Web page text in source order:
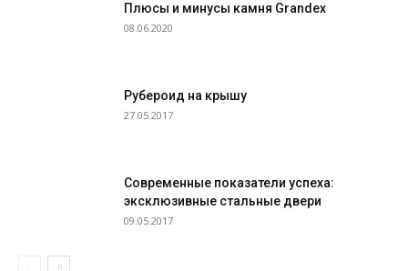
Плюсы и минусы камня Grandex
08.06.2020
Рубероид на крышу
27.05.2017
Современные показатели успеха:
эксклюзивные стальные двери
09.05.2017